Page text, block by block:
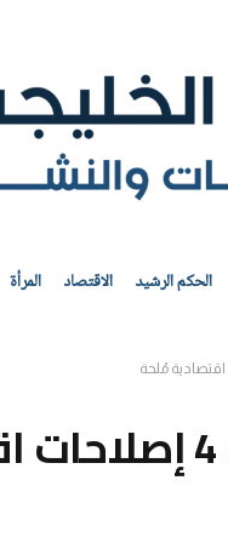
الحكم الرشيد الاقتصاد المرأة